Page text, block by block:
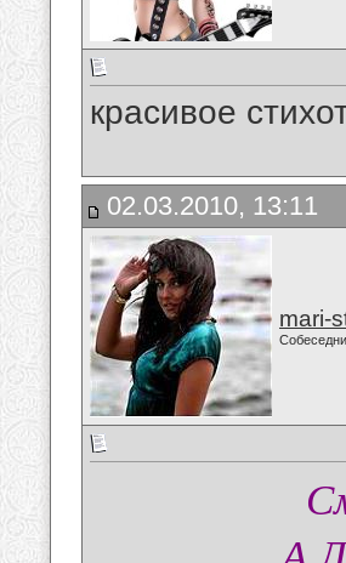
красивое
02.03.2010, 13:11
mari-